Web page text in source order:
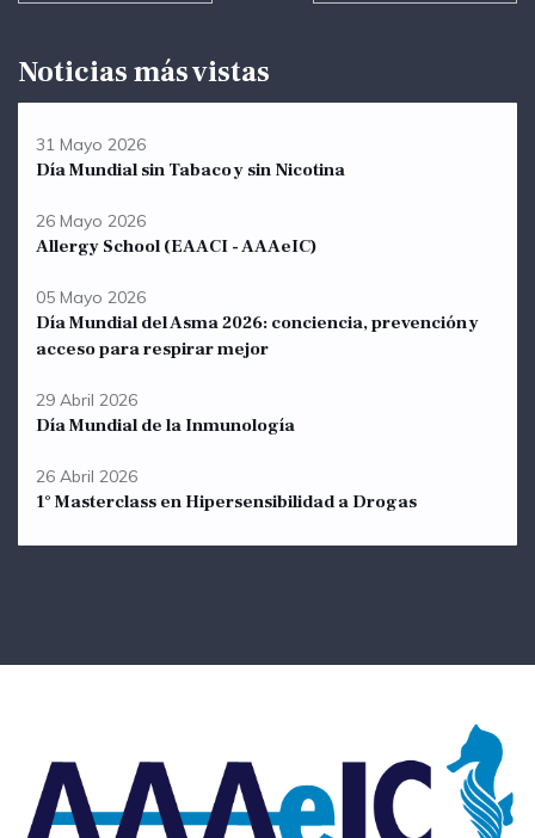
Noticias más vistas
31 Mayo 2026
Día Mundial sin Tabaco y sin Nicotina
26 Mayo 2026
Allergy School (EAACI - AAAeIC)
05 Mayo 2026
Día Mundial del Asma 2026: conciencia, prevención y
acceso para respirar mejor
29 Abril 2026
Día Mundial de la Inmunología
26 Abril 2026
1° Masterclass en Hipersensibilidad a Drogas